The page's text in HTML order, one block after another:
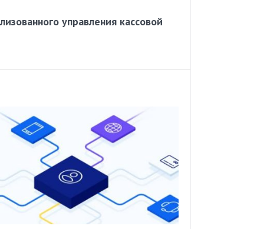
управления кассовой